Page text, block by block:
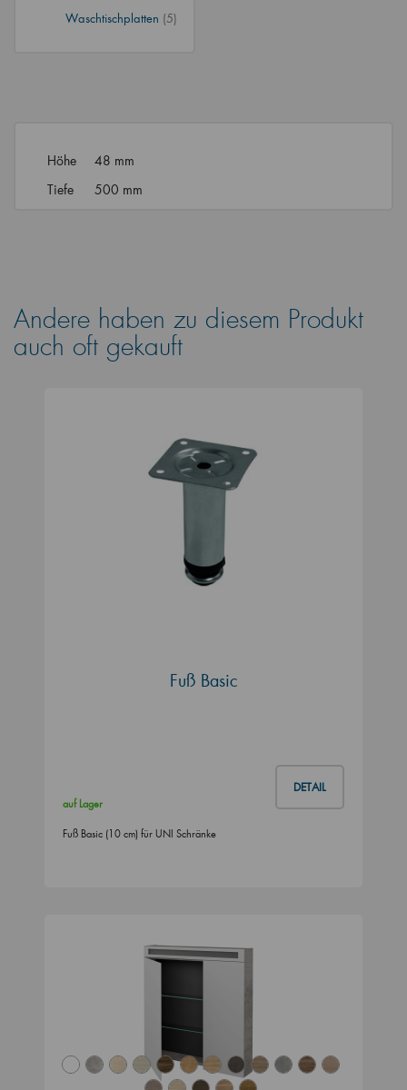
Waschtischplatten (5)
Höhe
48 mm
Tiefe
500 mm
Andere haben zu diesem Produkt
auch oft gekauft
Fuß Basic
DETAIL
auf Lager
Fuß Basic (10 cm) für UNI Schränke